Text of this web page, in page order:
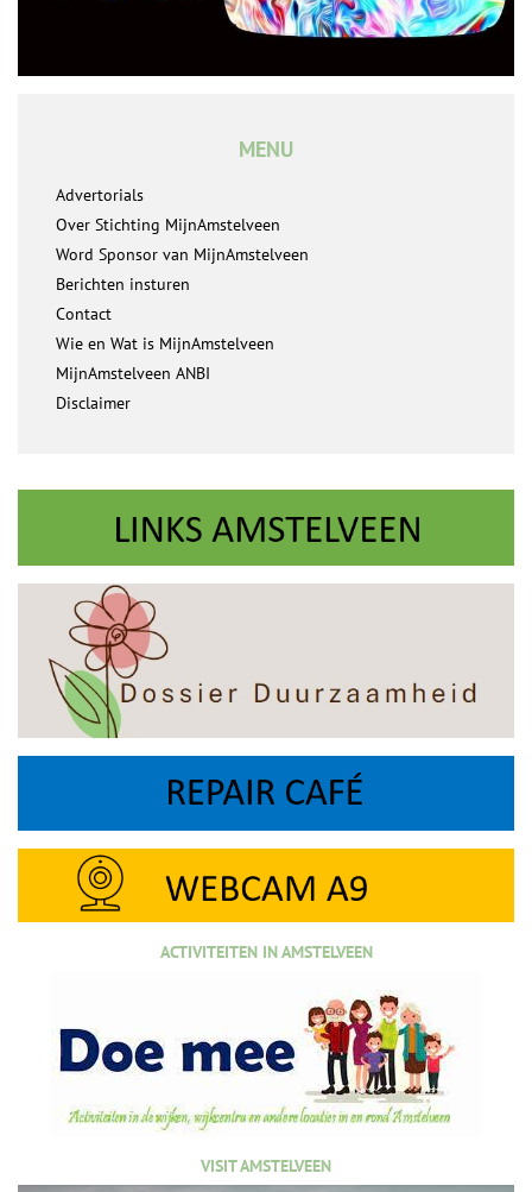
MENU
Advertorials
Over Stichting MijnAmstelveen
Word Sponsor van MijnAmstelveen
Berichten insturen
Contact
Wie en Wat is MijnAmstelveen
MijnAmstelveen ANBI
Disclaimer
ACTIVITEITEN IN AMSTELVEEN
VISIT AMSTELVEEN